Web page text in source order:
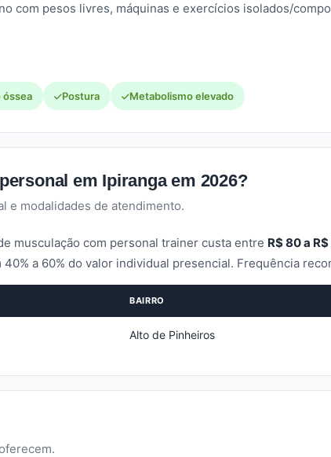
com pesos livres, máquinas e exercícios isolados/
óssea Postura Metabolismo elevado
em Ipiranga em 2026?
e modalidades de atendimento.
musculação com personal trainer custa entre R$ 80 a
40% a 60% do valor individual presencial. Frequência
BAIRRO
Alto de Pinheiros